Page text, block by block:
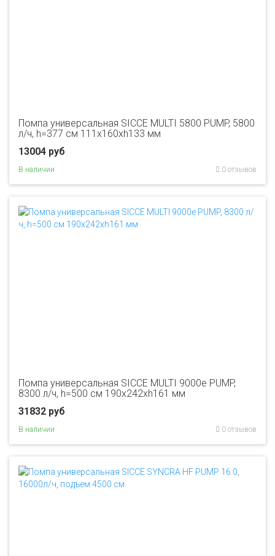
Помпа универсальная SICCE MULTI 5800 PUMP, 5800
л/ч, h=377 см 111х160хh133 мм
13004 руб
В наличии 0 отзывов
Помпа универсальная SICCE MULTI 9000e PUMP,
8300 л/ч, h=500 см 190х242хh161 мм
31832 руб
В наличии 0 отзывов